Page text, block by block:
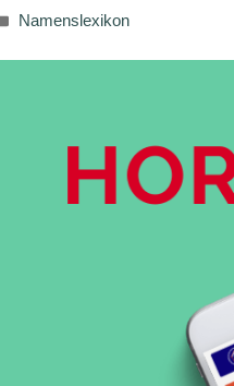
Kategorien
Namenslexikon